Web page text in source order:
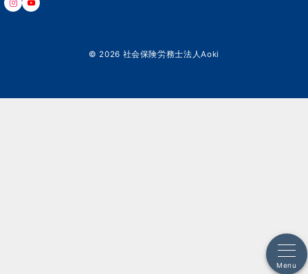
© 2026 社会保険労務士法人Aoki
Menu